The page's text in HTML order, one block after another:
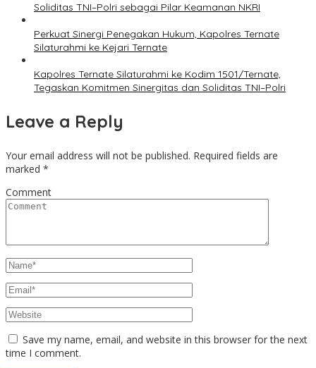
Soliditas TNI–Polri sebagai Pilar Keamanan NKRI
Perkuat Sinergi Penegakan Hukum, Kapolres Ternate
Silaturahmi ke Kejari Ternate
Kapolres Ternate Silaturahmi ke Kodim 1501/Ternate,
Tegaskan Komitmen Sinergitas dan Soliditas TNI–Polri
Leave a Reply
Your email address will not be published. Required fields are
marked *
Comment
Save my name, email, and website in this browser for the next
time I comment.